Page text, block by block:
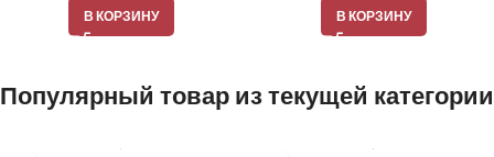
В КОРЗИНУ В КОРЗИНУ
Популярный товар из текущей категории